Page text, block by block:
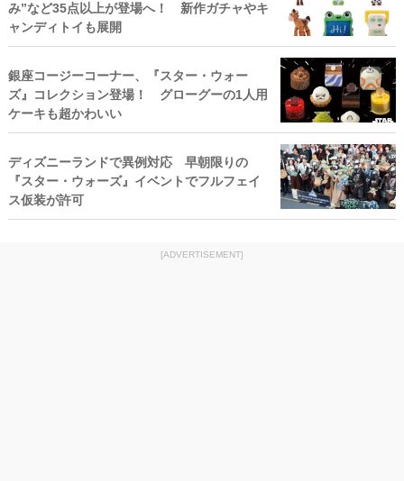
み”など35点以上が登場へ！ 新作ガチャやキ
ャンディトイも展開
銀座コージーコーナー、『スター・ウォー
ズ』コレクション登場！ グローグーの1人用
ケーキも超かわいい
ディズニーランドで異例対応 早朝限りの
『スター・ウォーズ』イベントでフルフェイ
ス仮装が許可
[ADVERTISEMENT]